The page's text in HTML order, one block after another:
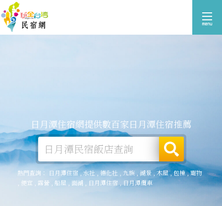
日月潭住宿網提供數百家日月潭住宿推薦
熱門查詢： 日月潭住宿 ,水社,德化社 九族 湖景, 木屋,包棟,寵物
便宜 露營 船屋 面湖 日月潭住宿 日月潭纜車